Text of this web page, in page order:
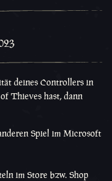
deines Controllers in
Thieves hast, dann
Spiel im Microsoft
im Store bzw. Shop